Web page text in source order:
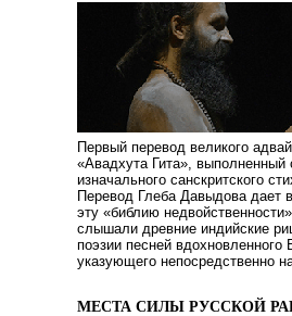
Первый перевод великого
«Авадхута Гита», выполненный
изначального санскритского
Перевод Глеба Давыдова дает
эту «библию
слышали древние индийские
поэзии песней вдохновленного
указующего непосредственно
МЕСТА СИЛЫ РУССКОЙ